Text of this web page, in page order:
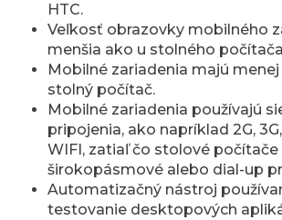
HTC.
Veľkosť obrazovky mobilného
menšia ako u stolného
Mobilné zariadenia majú
stolný počítač.
Mobilné zariadenia používajú
pripojenia, ako napríklad 2G,
WIFI, zatiaľ čo stolové počítače
širokopásmové alebo dial-up
Automatizačný nástroj
testovanie desktopových